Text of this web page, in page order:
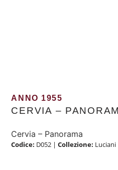
ANNO 1955
CERVIA –
Cervia – Panorama
Codice: D052 |Collezione: Luciani